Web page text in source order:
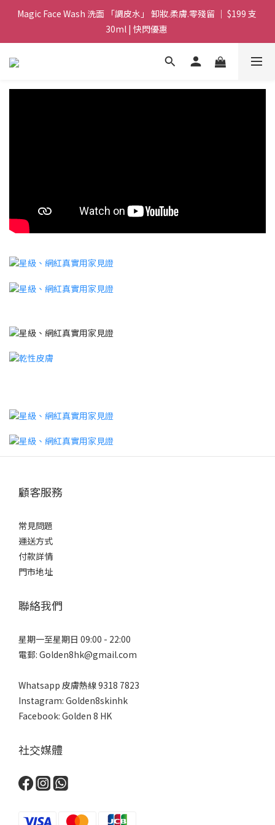
Magic Face Wash 洗面 「調皮水」 卸妝.柔膚.零殘留 ｜ $199 支
30ml | 快閃優惠
Magic Face Wash 洗面 「調皮水」 卸妝.柔膚.零殘留 ｜ $199 支
30ml | 快閃優惠
G8 皇牌孖寶 ｜ 鱷魚油精華 + Soothing Cream 套裝 | $488 set 2
顧客服務
常見問題
運送方式
付款詳情
門市地址
聯絡我們
星期一至星期日 09:00 - 22:00
電郵: Golden8hk@gmail.com
Whatsapp 皮膚熱線9318 7823
Instagram: Golden8skinhk
Facebook: Golden 8 HK
社交媒體